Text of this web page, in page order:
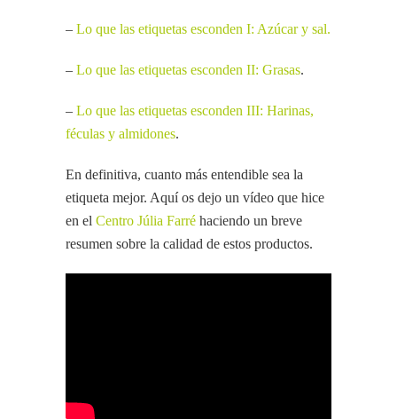
– Lo que las etiquetas esconden I: Azúcar y sal.
– Lo que las etiquetas esconden II: Grasas.
– Lo que las etiquetas esconden III: Harinas,
féculas y almidones.
En definitiva, cuanto más entendible sea la
etiqueta mejor. Aquí os dejo un vídeo que hice
en el Centro Júlia Farré haciendo un breve
resumen sobre la calidad de estos productos.